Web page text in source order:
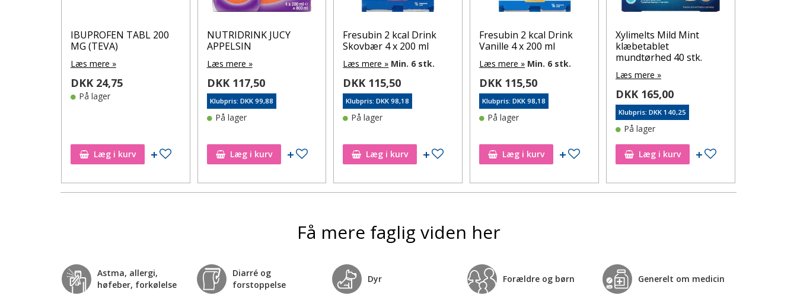
Tilføj til ønskeseddel
IBUPROFEN TABL 200
MG (TEVA)
Læs mere »
DKK 24,75
På lager
Læg i kurv Tilføj til ønskeseddel
NUTRIDRINK JUCY
APPELSIN
Læs mere »
DKK 117,50
Klubpris: DKK 99,88
På lager
Læg i kurv Tilføj til ønskeseddel
Fresubin 2 kcal Drink
Skovbær 4 x 200 ml
Læs mere » Min. 6 stk.
DKK 115,50
Klubpris: DKK 98,18
På lager
Læg i kurv Tilføj til ønskeseddel
Fresubin 2 kcal Drink
Vanille 4 x 200 ml
Læs mere » Min. 6 stk.
DKK 115,50
Klubpris: DKK 98,18
På lager
Læg i kurv Tilføj til ønskeseddel
Xylimelts Mild Mint
klæbetablet
mundtørhed 40 stk.
Læs mere »
DKK 165,00
Klubpris: DKK 140,25
På lager
Læg i kurv Tilføj til ønskeseddel
Få mere faglig viden her
Astma, allergi,
høfeber, forkølelse
Diarré og
forstoppelse
Dyr Forældre og børn Generelt om medicin